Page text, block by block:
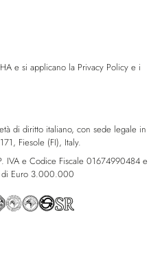
e si applicano la Privacy Policy e i
di diritto italiano, con sede legale in
Fiesole (FI), Italy.
IVA e Codice Fiscale 01674990484 e
di Euro 3.000.000